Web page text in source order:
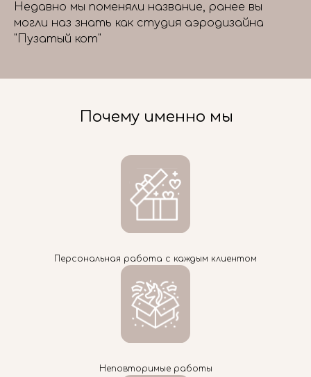
Недавно мы поменяли название, ранее вы
могли наз знать как студия аэродизайна
"Пузатый кот"
Почему именно мы
Персональная работа с каждым клиентом
Неповторимые работы